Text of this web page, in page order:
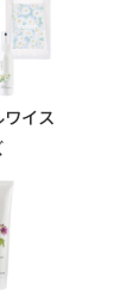
イス